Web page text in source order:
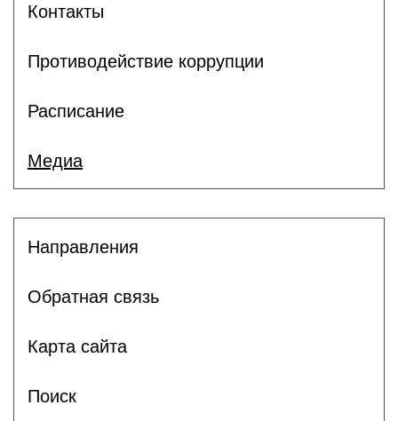
Контакты
Противодействие коррупции
Расписание
Медиа
Направления
Обратная связь
Карта сайта
Поиск